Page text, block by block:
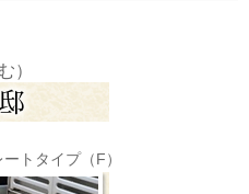
）
トタイプ（F）